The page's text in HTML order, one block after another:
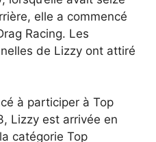
elle a commencé
Racing. Les
de Lizzy ont attiré
à participer à Top
Lizzy est arrivée en
catégorie Top